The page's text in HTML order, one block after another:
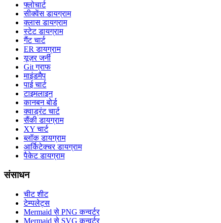
फ्लोचार्ट
सीक्वेंस डायग्राम
क्लास डायग्राम
स्टेट डायग्राम
गैंट चार्ट
ER डायग्राम
यूज़र जर्नी
Git ग्राफ
माइंडमैप
पाई चार्ट
टाइमलाइन
कानबन बोर्ड
क्वाड्रंट चार्ट
सैंकी डायग्राम
XY चार्ट
ब्लॉक डायग्राम
आर्किटेक्चर डायग्राम
पैकेट डायग्राम
संसाधन
चीट शीट
टेम्पलेट्स
Mermaid से PNG कन्वर्टर
Mermaid से SVG कन्वर्टर